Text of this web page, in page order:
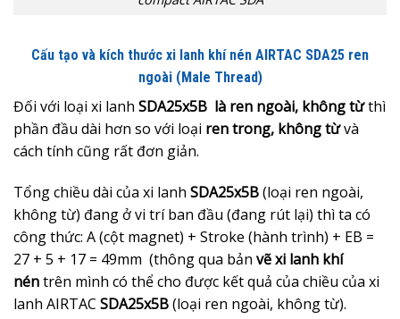
Cấu tạo và kích thước xi lanh khí nén AIRTAC SDA25 ren
ngoài (Male Thread)
Đối với loại xi lanh SDA25x5B là ren ngoài, không từthì
phần đầu dài hơn so với loại ren trong, không từvà
cách tính cũng rất đơn giản.
Tổng chiều dài của xi lanh SDA25x5B(loại ren ngoài,
không từ) đang ở vi trí ban đầu (đang rút lại) thì ta có
công thức: A (cột magnet) + Stroke (hành trình) + EB =
27 + 5 + 17 = 49mm (thông qua bản vẽ xi lanh khí
néntrên mình có thể cho được kết quả của chiều của xi
lanh AIRTAC SDA25x5B(loại ren ngoài, không từ).